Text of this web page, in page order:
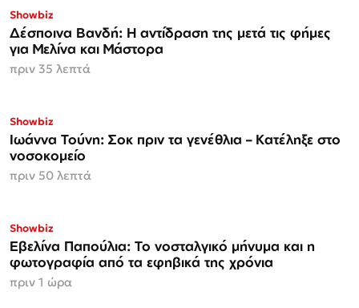
Showbiz
Δέσποινα Βανδή: Η αντίδραση της μετά τις φήμες
για Μελίνα και Μάστορα
πριν 35 λεπτά
Showbiz
Ιωάννα Τούνη: Σοκ πριν τα γενέθλια – Κατέληξε στο
νοσοκομείο
πριν 50 λεπτά
Showbiz
Εβελίνα Παπούλια: Το νοσταλγικό μήνυμα και η
φωτογραφία από τα εφηβικά της χρόνια
πριν 1 ώρα